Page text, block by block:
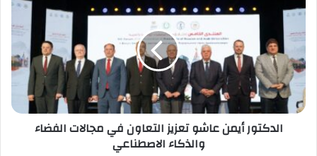
أيمن
تعزيز
التعاون
في
مجالات
الفضاء
والذكاء
الاصطناعيالدكتور أيمن عاشو تعزيز التعاون في مجالات الفضاء
والذكاء الاصطناعي